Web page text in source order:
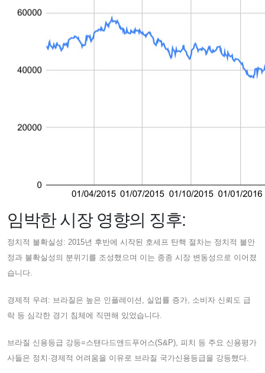
임박한 시장 영향의 징후:
정치적 불확실성: 2015년 후반에 시작된 호세프 탄핵 절차는 정치적 불안
정과 불확실성의 분위기를 조성했으며 이는 종종 시장 변동성으로 이어졌
습니다.
경제적 우려: 브라질은 높은 인플레이션, 실업률 증가, 소비자 신뢰도 급
락 등 심각한 경기 침체에 직면해 있었습니다.
브라질 신용등급 강등=스탠다드앤드푸어스(S&P), 피치 등 주요 신용평가
사들은 정치·경제적 어려움을 이유로 브라질 국가신용등급을 강등했다.